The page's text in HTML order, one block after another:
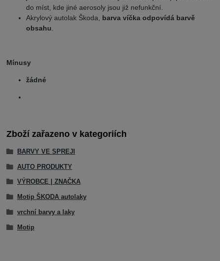
do míst, kde jiné aerosoly jsou již nefunkční.
Akrylový autolak Škoda, barva víčka odpovídá barvě
obsahu.
Mínusy
žádné
Zboží zařazeno v kategoriích
BARVY VE SPREJI
AUTO PRODUKTY
VÝROBCE | ZNAČKA
Motip ŠKODA autolaky
vrchní barvy a laky
Motip